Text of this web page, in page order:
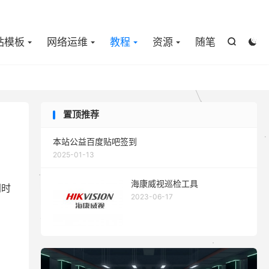


模板 网络运维 教程 资源 随笔
置顶推荐
本站公益百度贴吧签到
2025-01-13
海康威视巡检工具
2023-06-17